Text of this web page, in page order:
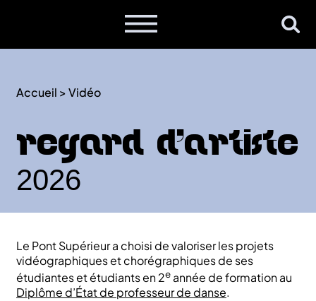
Accueil >Vidéo
Regard d’Artiste
2026
Le Pont Supérieur a choisi de valoriser les projets
vidéographiques et chorégraphiques de ses
étudiantes et étudiants en 2e année de formation au
Diplôme d’État de professeur de danse.